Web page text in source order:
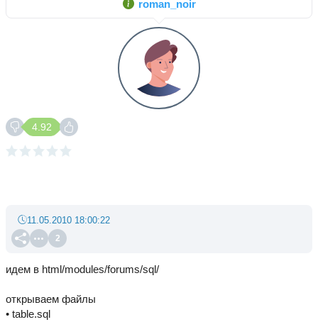
roman_noir
4.92
2
11.05.2010 18:00:22
идем в html/modules/forums/sql/
открываем файлы
• table.sql